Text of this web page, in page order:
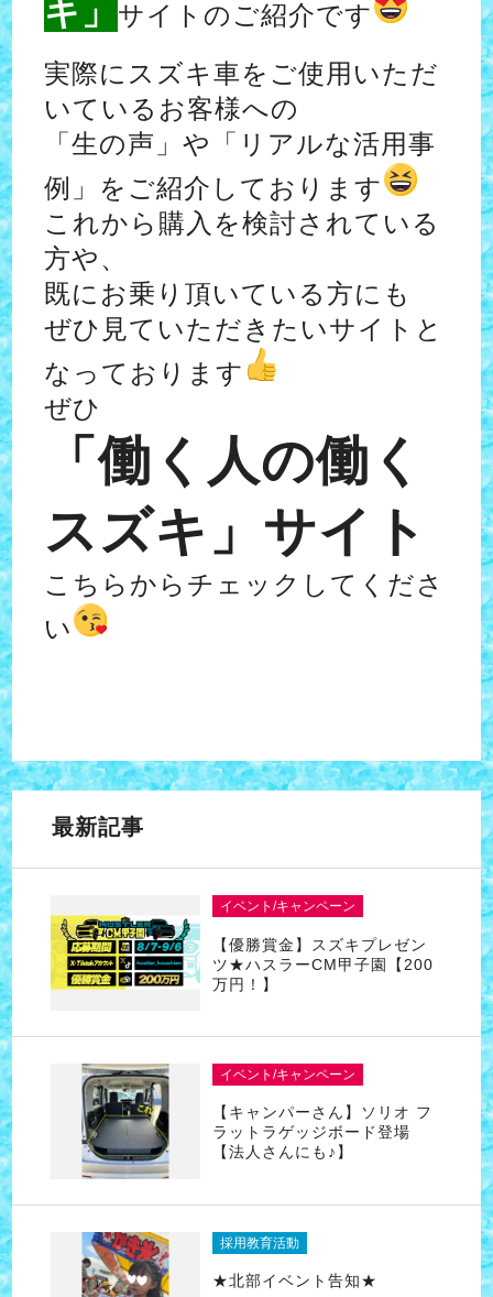
キ」
サイトのご紹介です
実際にスズキ車をご使用いただ
いているお客様への
「生の声」や「リアルな活用事
例」をご紹介しております
これから購入を検討されている
方や、
既にお乗り頂いている方にも
ぜひ見ていただきたいサイトと
なっております
ぜひ
「働く人の働く
スズキ」サイト
こちらからチェックしてくださ
い
最新記事
イベント/キャンペーン
【優勝賞金】スズキプレゼン
ツ★ハスラーCM甲子園【200
万円！】
イベント/キャンペーン
【キャンパーさん】ソリオ フ
ラットラゲッジボード登場
【法人さんにも♪】
採用教育活動
★北部イベント告知★